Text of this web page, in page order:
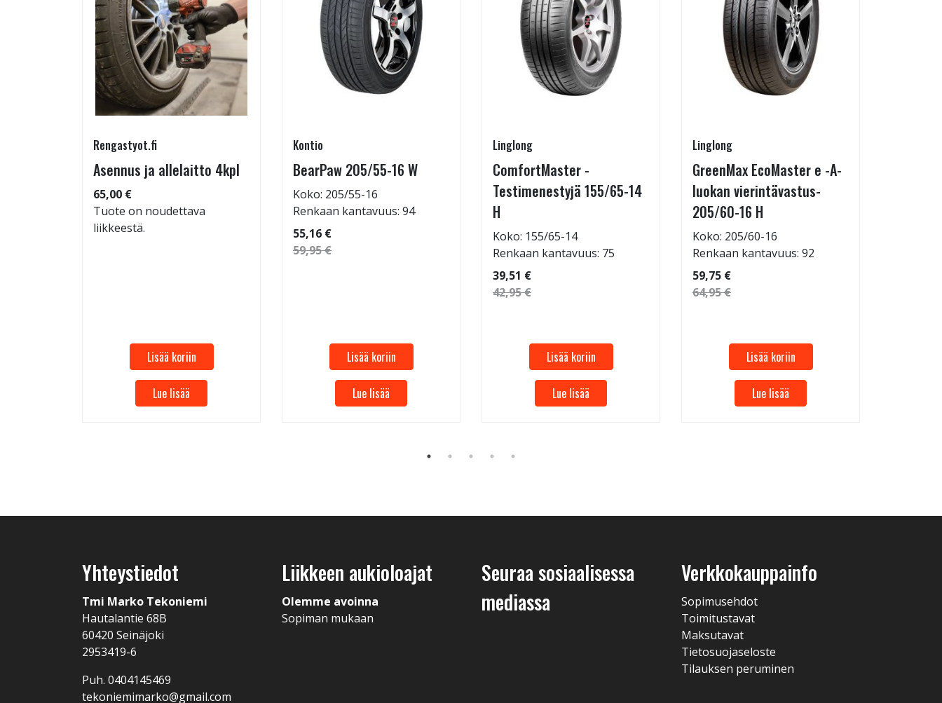
Rengastyot.fi
Asennus ja allelaitto 4kpl
65,00 €
Tuote on noudettava
liikkeestä.
Lisää koriin
Lue lisää
Kontio
BearPaw 205/55-16 W
Koko: 205/55-16
Renkaan kantavuus: 94
55,16 €
59,95 €
Lisää koriin
Lue lisää
Linglong
ComfortMaster -
Testimenestyjä 155/65-14
H
Koko: 155/65-14
Renkaan kantavuus: 75
39,51 €
42,95 €
Lisää koriin
Lue lisää
Linglong
GreenMax EcoMaster e -A-
luokan vierintävastus-
205/60-16 H
Koko: 205/60-16
Renkaan kantavuus: 92
59,75 €
64,95 €
Lisää koriin
Lue lisää
Yhteystiedot
Tmi Marko Tekoniemi
Hautalantie 68B
60420 Seinäjoki
2953419-6
Puh. 0404145469
tekoniemimarko@gmail.com
Liikkeen aukioloajat
Olemme avoinna
Sopiman mukaan
Seuraa sosiaalisessa
mediassa
Verkkokauppainfo
Sopimusehdot
Toimitustavat
Maksutavat
Tietosuojaseloste
Tilauksen peruminen